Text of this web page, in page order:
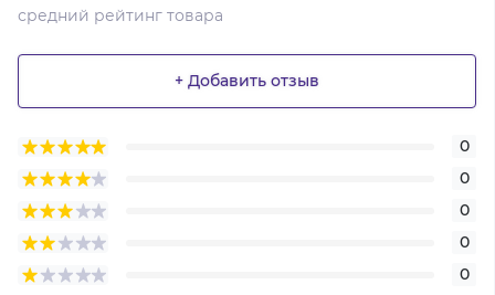
средний рейтинг товара
+ Добавить отзыв
0
0
0
0
0